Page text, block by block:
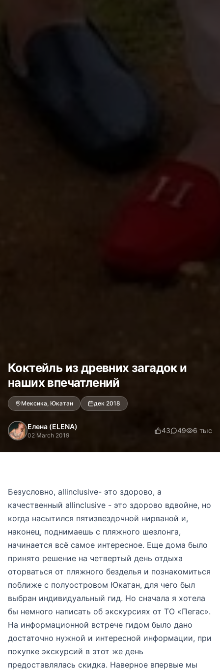
Коктейль из древних загадок и
наших впечатлений
Мексика, Юкатан дек 2018
Елена (ELENA)
02 March 2019
43 49 6 тыс
Безусловно, allinclusive- это здорово, а
качественный allinclusive - это здорово вдвойне, но
когда насытился пятизвездочной нирваной и,
наконец, поднимаешь с пляжного шезлонга,
начинается всё самое интересное. Еще дома было
принято решение на четвертый день отдыха
оторваться от пляжного безделья и познакомиться
поближе с полуостровом Юкатан, для чего был
выбран индивидуальный гид. Но сначала я хотела
бы немного написать об экскурсиях от ТО «Пегас».
На информационной встрече гидом было дано
достаточно нужной и интересной информации, при
покупке экскурсий в этот же день
предоставлялась скидка. Наверное впервые мы